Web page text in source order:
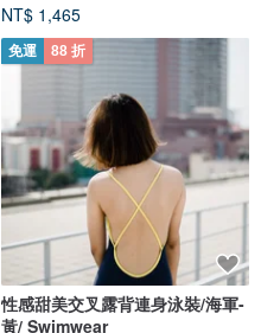
NT$ 1,465
免運 88 折
性感甜美交叉露背連身泳裝/海軍-
黃/ Swimwear